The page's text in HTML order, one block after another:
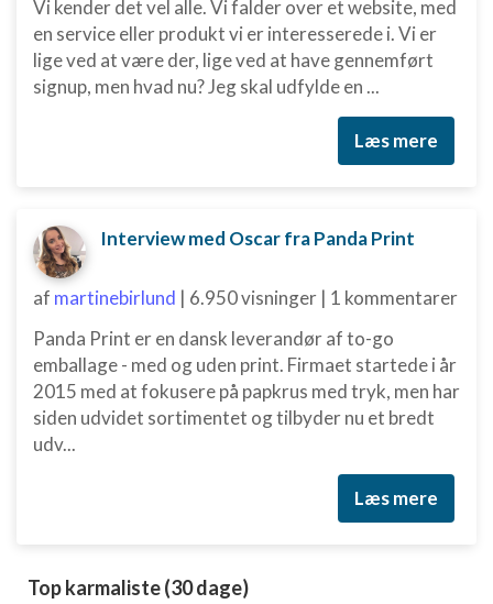
Vi kender det vel alle. Vi falder over et website, med
en service eller produkt vi er interesserede i. Vi er
lige ved at være der, lige ved at have gennemført
signup, men hvad nu? Jeg skal udfylde en ...
Læs mere
Interview med Oscar fra Panda Print
af martinebirlund | 6.950 visninger | 1 kommentarer
Panda Print er en dansk leverandør af to-go
emballage - med og uden print. Firmaet startede i år
2015 med at fokusere på papkrus med tryk, men har
siden udvidet sortimentet og tilbyder nu et bredt
udv...
Læs mere
Top karmaliste (30 dage)